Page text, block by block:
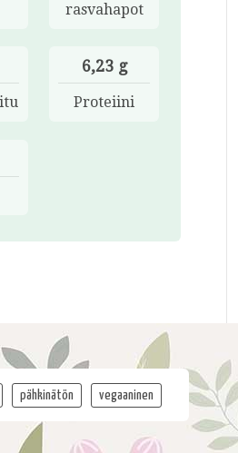
rasvahapot
6,23 g
Proteiini
pähkinätön vegaaninen